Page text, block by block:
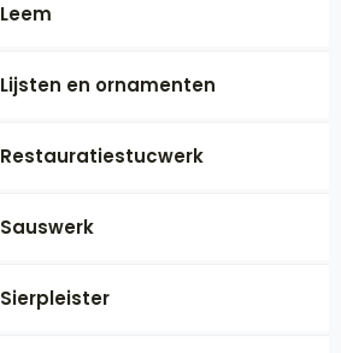
Leem
Lijsten en ornamenten
Restauratiestucwerk
Sauswerk
Sierpleister